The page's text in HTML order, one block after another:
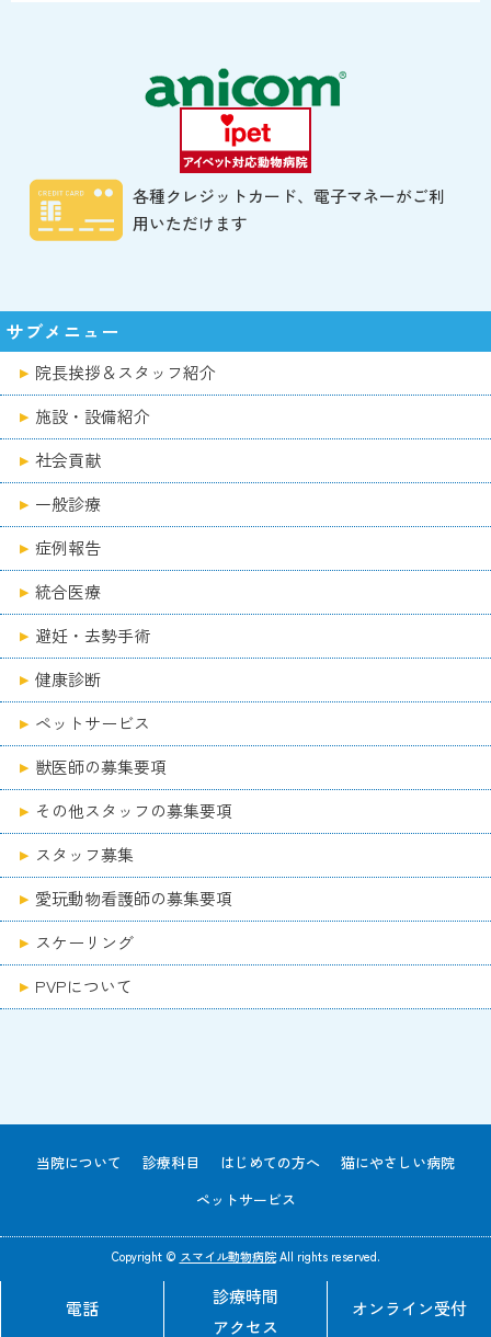
各種クレジットカード、電子マネーがご利
用いただけます
電話
診療時間
アクセス
オンライン受付
サブメニュー
院長挨拶＆スタッフ紹介
施設・設備紹介
社会貢献
一般診療
症例報告
統合医療
避妊・去勢手術
健康診断
ペットサービス
獣医師の募集要項
その他スタッフの募集要項
スタッフ募集
愛玩動物看護師の募集要項
スケーリング
PVPについて
当院について 診療科目 はじめての方へ
猫にやさしい病院
ペットサービス
Copyright © スマイル動物病院All rights reserved.